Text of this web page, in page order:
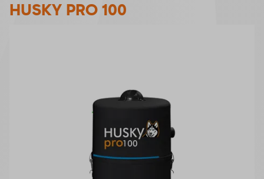
k
HUSKY PRO 100